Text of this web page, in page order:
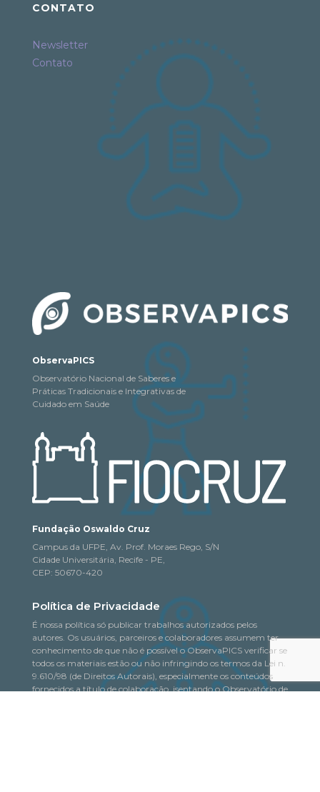
CONTATO
Newsletter
Contato
ObservaPICS
Observatório Nacional de Saberes e
Práticas Tradicionais e Integrativas de
Cuidado em Saúde
Fundação Oswaldo Cruz
Campus da UFPE, Av. Prof. Moraes Rego, S/N
Cidade Universitária, Recife - PE,
CEP: 50670-420
Política de Privacidade
É nossa política só publicar trabalhos autorizados pelos
autores. Os usuários, parceiros e colaboradores assumem ter
conhecimento de que não é possível o ObservaPICS verificar se
todos os materiais estão ou não infringindo os termos da Lei n.
9.610/98 (de Direitos Autorais), especialmente os conteúdos
fornecidos a título de colaboração, isentando o Observatório de